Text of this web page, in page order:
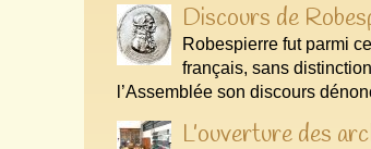
Discours de
Robespierre fut parmi
français, sans
l’Assemblée son discours
L’ouverture des